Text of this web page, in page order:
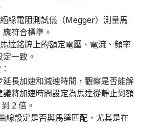
緣電阻測試儀（Megger）測量馬
符合標準。
達銘牌上的額定電壓、電流、頻率
一致。
延長加速和減速時間，觀察是否能解
將加速時間設定為馬達從靜止到額
2 倍。
線設定是否與馬達匹配，尤其是在